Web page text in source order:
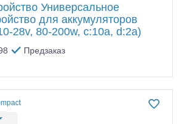
Универсальное
для аккумуляторов
28v, 80-200w, c:10a, d:2a)
Предзаказ